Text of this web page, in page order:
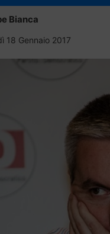
Bianca
18 Gennaio 2017